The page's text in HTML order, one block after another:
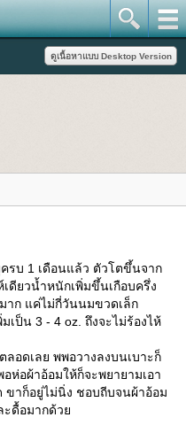
รบ 1 เดือนแล้ว ตัวโตขึ้นจาก
ดียวน้ำหนักเพิ่มขึ้นเกือบครึ่ง
าก แค่ไม่กี่วันนมขวดเล็ก
ป็น 3 - 4 oz. ถึงจะไม่ร้องไห้
อดเลย พพอวางลงบนเบาะก็
อผ้าอ้อมให้ก็จะพยายามเอา
าก็อยู่ไม่นิ่ง ชอบถีบจนผ้าอ้อม
ดื้อมากด้วย